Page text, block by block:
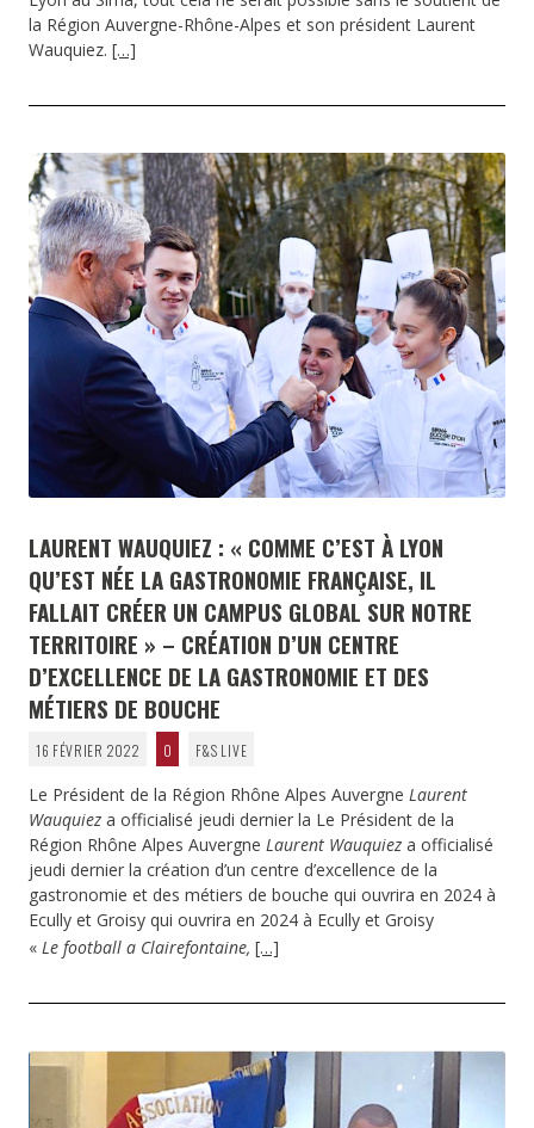
la Région Auvergne-Rhône-Alpes et son président Laurent
Wauquiez. […]
LAURENT WAUQUIEZ : « COMME C’EST À LYON
QU’EST NÉE LA GASTRONOMIE FRANÇAISE, IL
FALLAIT CRÉER UN CAMPUS GLOBAL SUR NOTRE
TERRITOIRE » – CRÉATION D’UN CENTRE
D’EXCELLENCE DE LA GASTRONOMIE ET DES
MÉTIERS DE BOUCHE
16 FÉVRIER 2022 0 F&S LIVE
Le Président de la Région Rhône Alpes Auvergne Laurent
Wauquiez a officialisé jeudi dernier la Le Président de la
Région Rhône Alpes Auvergne Laurent Wauquiez a officialisé
jeudi dernier la création d’un centre d’excellence de la
gastronomie et des métiers de bouche qui ouvrira en 2024 à
Ecully et Groisy qui ouvrira en 2024 à Ecully et Groisy
« Le football a Clairefontaine, […]